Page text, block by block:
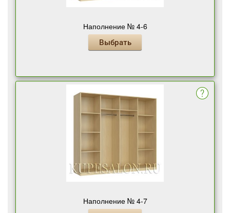
Наполнение № 4-6
Выбрать
Наполнение № 4-7